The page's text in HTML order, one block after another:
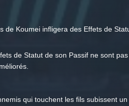
de Koumei infligera des Effets de
de Statut de son Passif ne sont
qui touchent les fils subissent